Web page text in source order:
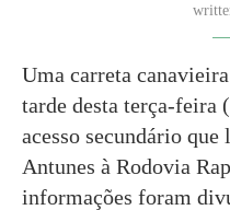
Uma carreta
tarde desta terça-feira
acesso secundário
Antunes à Rodovia
informações foram